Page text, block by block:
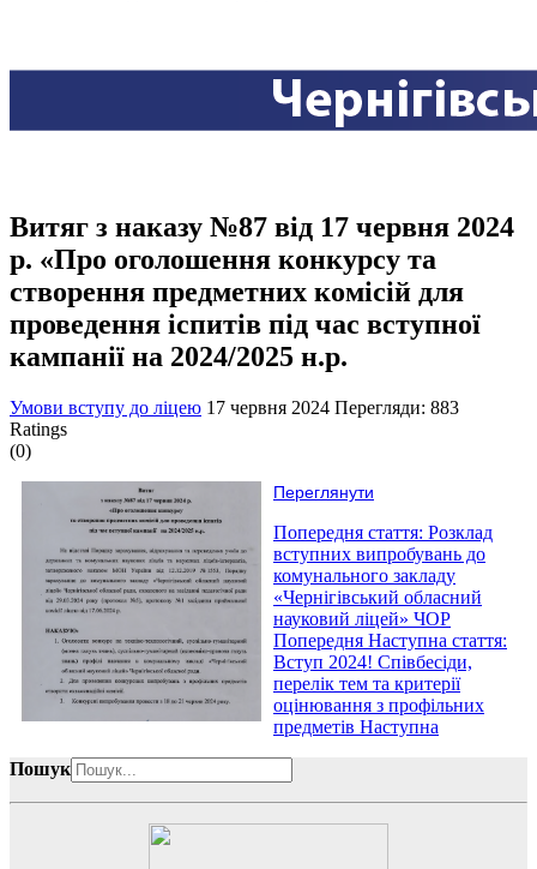
Витяг з наказу №87 від 17 червня 2024
р. «Про оголошення конкурсу та
створення предметних комісій для
проведення іспитів під час вступної
кампанії на 2024/2025 н.р.
Умови вступу до ліцею 17 червня 2024 Перегляди: 883
Ratings
(0)
Переглянути
Попередня стаття: Розклад
вступних випробувань до
комунального закладу
«Чернігівський обласний
науковий ліцей» ЧОР
Попередня Наступна стаття:
Вступ 2024! Співбесіди,
перелік тем та критерії
оцінювання з профільних
предметів Наступна
Пошук